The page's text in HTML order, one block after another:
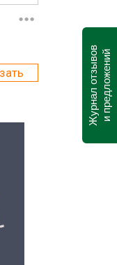
...
Журнал отзывови предложений